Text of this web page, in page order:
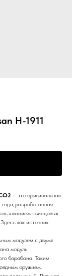
H-1911
– это оригинальная
года, разработанная
свинцовых
как источник
модулем с двумя
модуль
барабана. Таким
оружием.